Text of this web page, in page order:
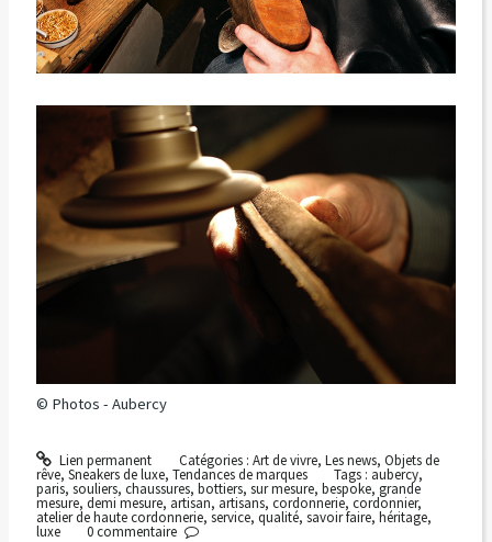
© Photos - Aubercy
Lien permanent Catégories : Art de vivre, Les news, Objets de
rêve, Sneakers de luxe, Tendances de marques Tags : aubercy,
paris, souliers, chaussures, bottiers, sur mesure, bespoke, grande
mesure, demi mesure, artisan, artisans, cordonnerie, cordonnier,
atelier de haute cordonnerie, service, qualité, savoir faire, héritage,
luxe 0commentaire